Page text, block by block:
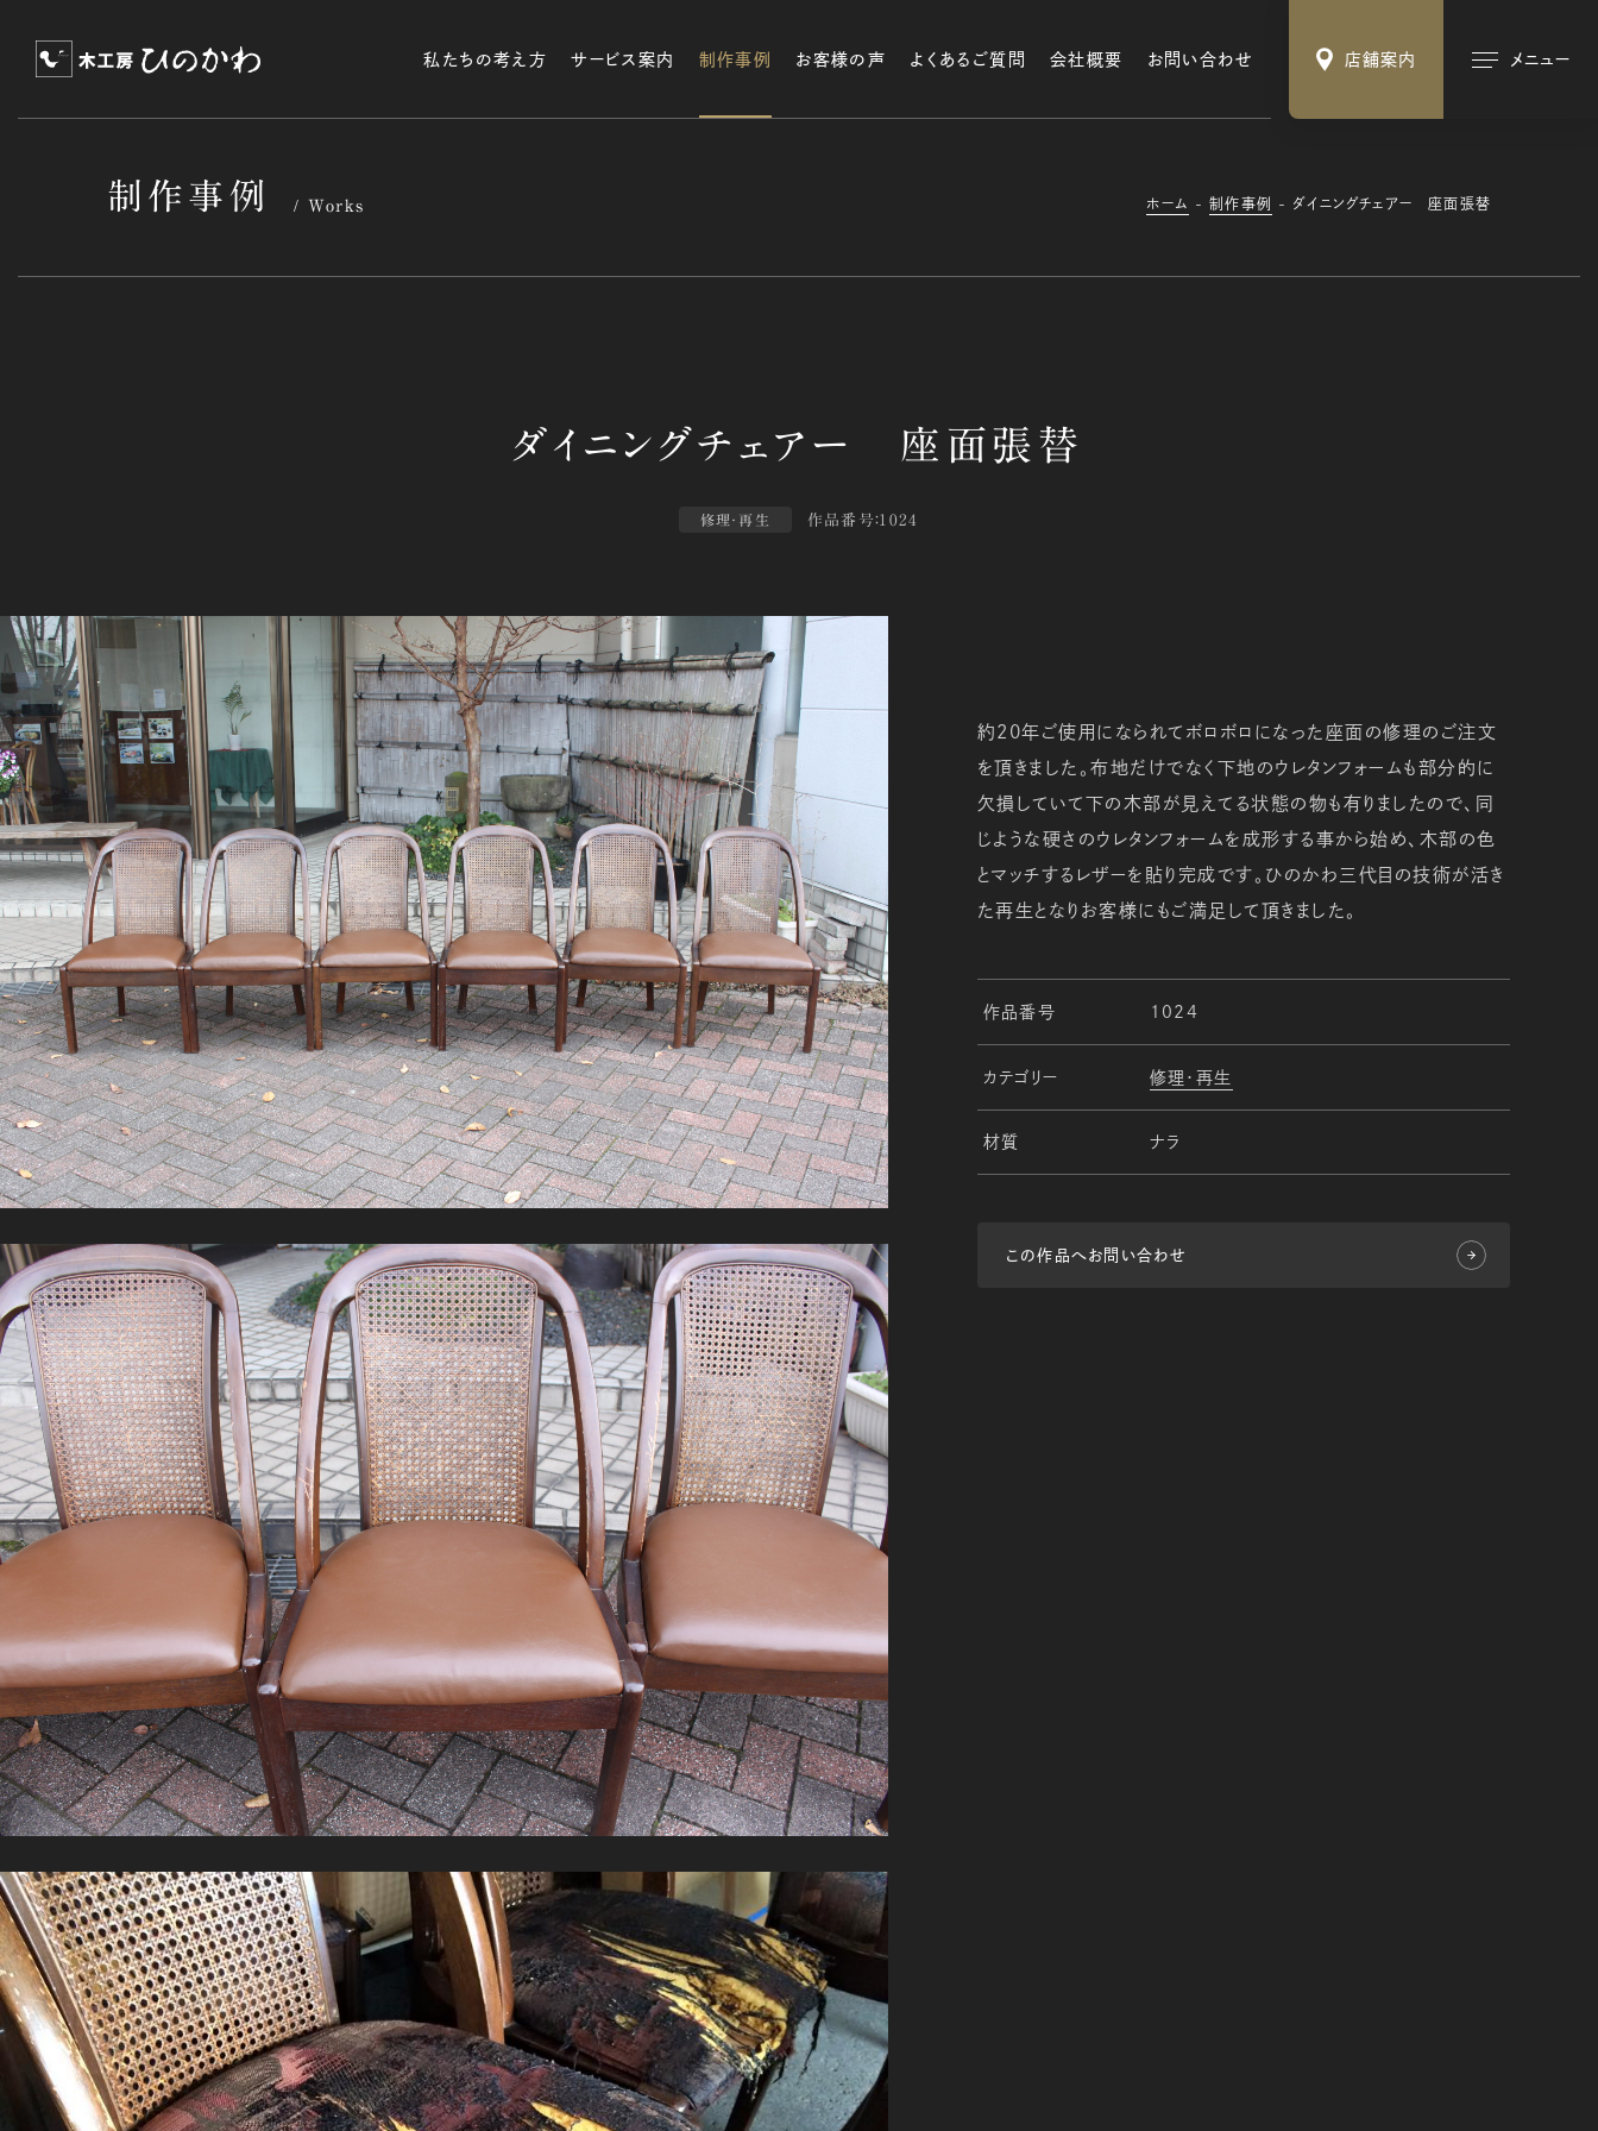
私たちの考え方 サービス案内 制作事例 お客様の声 よくあるご質問 会社概要 お問い合わせ 店舗案内 メニュー
制作事例 Works ホーム 制作事例 ダイニングチェアー 座面張替
修理・再生 作品番号：1024
約20年ご使用になられてボロボロになった座面の修理のご注文
を頂きました。布地だけでなく下地のウレタンフォームも部分的に
欠損していて下の木部が見えてる状態の物も有りましたので、同
じような硬さのウレタンフォームを成形する事から始め、木部の色
とマッチするレザーを貼り完成です。ひのかわ三代目の技術が活き
た再生となりお客様にもご満足して頂きました。
作品番号 1024
カテゴリー 修理・再生
材質 ナラ
この作品へお問い合わせ